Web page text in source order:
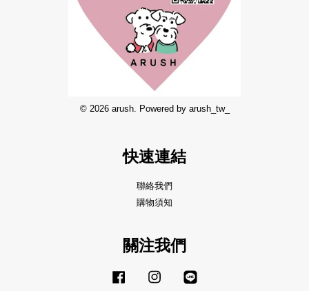
© 2026 arush. Powered by arush_tw_
快速連結
聯絡我們
購物須知
關注我們
Facebook Instagram